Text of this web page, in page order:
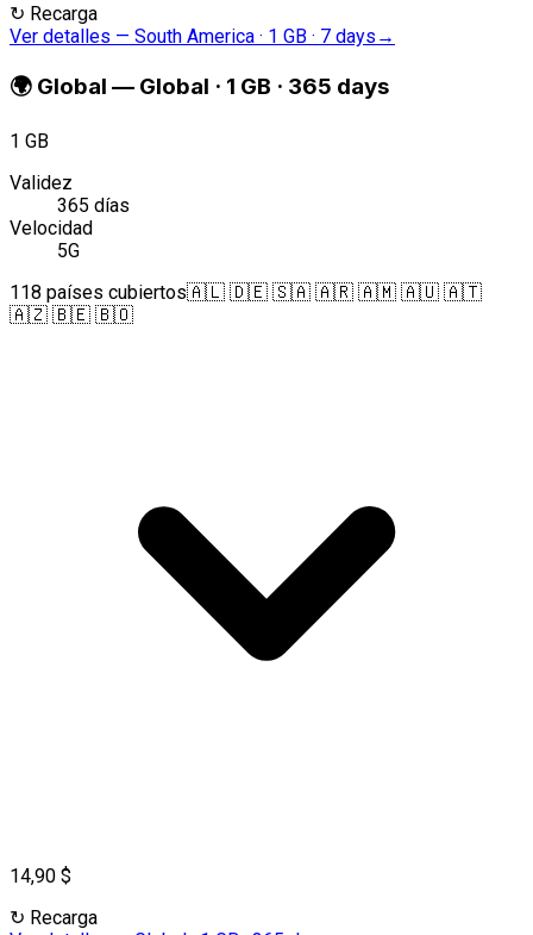
↻ Recarga
Ver detalles — South America · 1 GB · 7 days →
🌍 Global — Global · 1 GB · 365 days
1 GB
Validez
365 días
Velocidad
5G
118 países cubiertos🇦🇱 🇩🇪 🇸🇦 🇦🇷 🇦🇲 🇦🇺 🇦🇹
🇦🇿 🇧🇪 🇧🇴
14,90 $
↻ Recarga